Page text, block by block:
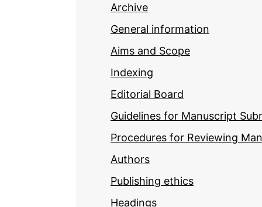
Archive
General information
Aims and Scope
Indexing
Editorial Board
Guidelines for Manuscript
Procedures for Reviewing
Authors
Publishing ethics
Headings